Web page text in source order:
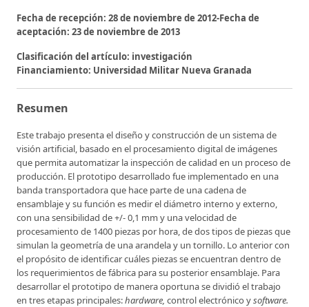
Fecha de recepción: 28 de noviembre de 2012-Fecha de
aceptación: 23 de noviembre de 2013
Clasificación del artículo: investigación
Financiamiento: Universidad Militar Nueva Granada
Resumen
Este trabajo presenta el diseño y construcción de un sistema de
visión artificial, basado en el procesamiento digital de imágenes
que permita automatizar la inspección de calidad en un proceso de
producción. El prototipo desarrollado fue implementado en una
banda transportadora que hace parte de una cadena de
ensamblaje y su función es medir el diámetro interno y externo,
con una sensibilidad de +/- 0,1 mm y una velocidad de
procesamiento de 1400 piezas por hora, de dos tipos de piezas que
simulan la geometría de una arandela y un tornillo. Lo anterior con
el propósito de identificar cuáles piezas se encuentran dentro de
los requerimientos de fábrica para su posterior ensamblaje. Para
desarrollar el prototipo de manera oportuna se dividió el trabajo
en tres etapas principales:hardware, control electrónico ysoftware.